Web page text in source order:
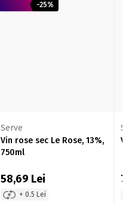
-25%
Serve
Vin rose sec Le Rose, 13%,
750ml
58,69 Lei
+ 0.5 Lei